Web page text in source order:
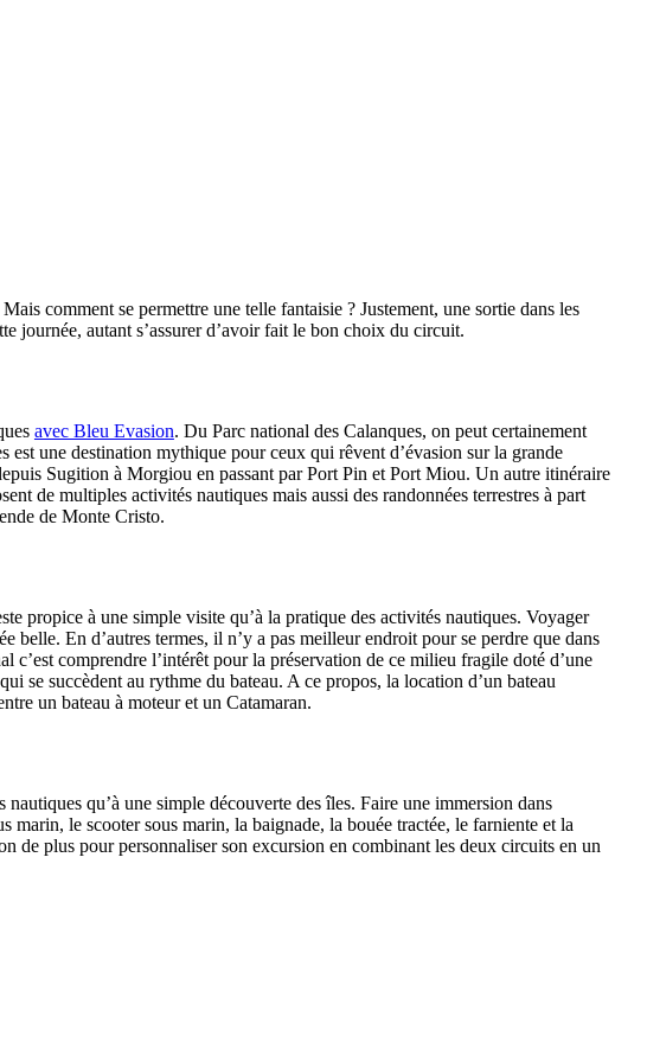
comment se permettre une telle fantaisie ? Justement, une sortie dans les
journée, autant s’assurer d’avoir fait le bon choix du circuit.
avec Bleu Evasion. Du Parc national des Calanques, on peut certainement
une destination mythique pour ceux qui rêvent d’évasion sur la grande
Sugition à Morgiou en passant par Port Pin et Port Miou. Un autre itinéraire
de multiples activités nautiques mais aussi des randonnées terrestres à part
de Monte Cristo.
propice à une simple visite qu’à la pratique des activités nautiques. Voyager
En d’autres termes, il n’y a pas meilleur endroit pour se perdre que dans
comprendre l’intérêt pour la préservation de ce milieu fragile doté d’une
se succèdent au rythme du bateau. A ce propos, la location d’un bateau
un bateau à moteur et un Catamaran.
qu’à une simple découverte des îles. Faire une immersion dans
marin, le scooter sous marin, la baignade, la bouée tractée, le farniente et la
de plus pour personnaliser son excursion en combinant les deux circuits en un